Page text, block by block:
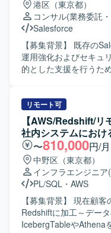
PMIの規模によっては
合作業の計画策定や推
す。具体的には、
Microsoft365やGoogle
敷設やVPNの導入支援
援、ハードウェアおよ
メントなど）の比較・
カレーション案件の
（ツール間連携、AI活
ト体制の強化支援など
【求める人物像】 ITイ
ェクトを推進でき、関
ミュニケーションを取
る方を求めております
し、自ら課題を発見し
る方にご活躍いただきたい
ンの魅力】 継続的に発
港区（東京都）
コンサル(業務委託
Salesforce
【募集背景】 既存の
運用強化およびセキュ
的とした支援を行うための募
ただきます。また、先
カル相談対応、ベス
談・伴走支援を実施し
育成やスキルトランス
い、システム運用面で
バイスなどのガバナン
【求める人物像】
自ら課題を抽出し改善
います。運用チームや
を取りながら、技術面
ードいただける方が望ましいです。
リモート可
【AWS/Redshift/
社内システムにおけ
〜810,000円/月
中野区（東京都）
インフラエンジニア
PL/SQL ・ AWS
【募集背景】 現在顧
Redshiftに加工～デー
IcebergTableやAthena